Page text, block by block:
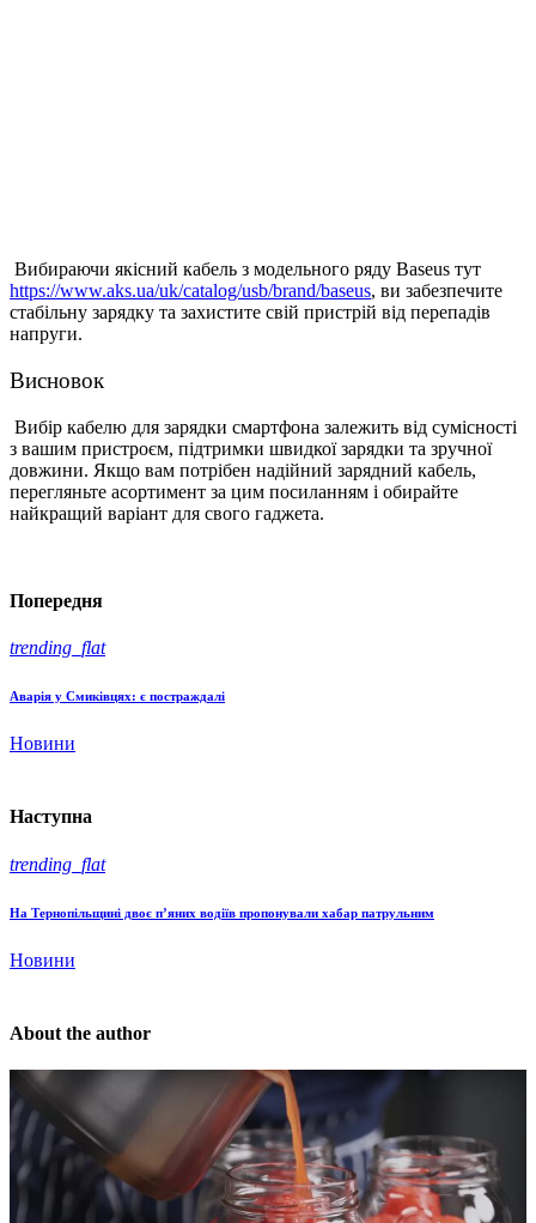
Вибираючи якісний кабель з модельного ряду Baseus тут
https://www.aks.ua/uk/catalog/usb/brand/baseus, ви забезпечите
стабільну зарядку та захистите свій пристрій від перепадів
напруги.
Висновок
Вибір кабелю для зарядки смартфона залежить від сумісності
з вашим пристроєм, підтримки швидкої зарядки та зручної
довжини. Якщо вам потрібен надійний зарядний кабель,
перегляньте асортимент за цим посиланням і обирайте
найкращий варіант для свого гаджета.
Попередня
trending_flat
Аварія у Смиківцях: є постраждалі
Новини
Наступна
trending_flat
На Тернопільщині двоє п’яних водіїв пропонували хабар патрульним
Новини
About the author